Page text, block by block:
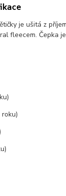
je ušitá z
fleecem. Čepka